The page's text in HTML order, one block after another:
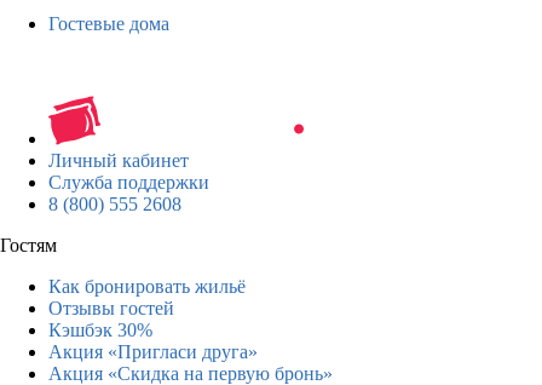
Гостевые дома
Личный кабинет
Служба поддержки
8 (800) 555 2608
Гостям
Как бронировать жильё
Отзывы гостей
Кэшбэк 30%
Акция «Пригласи друга»
Акция «Скидка на первую бронь»